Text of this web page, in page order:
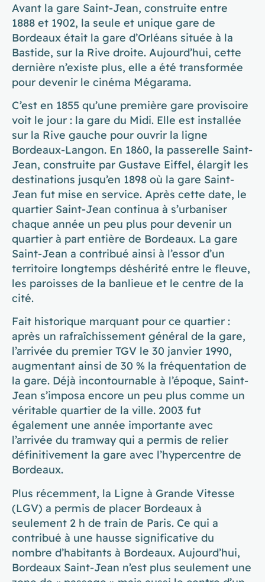
Avant la gare Saint-Jean, construite entre
1888 et 1902, la seule et unique gare de
Bordeaux était la gare d’Orléans située à la
Bastide, sur la Rive droite. Aujourd’hui, cette
dernière n’existe plus, elle a été transformée
pour devenir le cinéma Mégarama.
C’est en 1855 qu’une première gare provisoire
voit le jour : la gare du Midi. Elle est installée
sur la Rive gauche pour ouvrir la ligne
Bordeaux-Langon. En 1860, la passerelle Saint-
Jean, construite par Gustave Eiffel, élargit les
destinations jusqu’en 1898 où la gare Saint-
Jean fut mise en service. Après cette date, le
quartier Saint-Jean continua à s’urbaniser
chaque année un peu plus pour devenir un
quartier à part entière de Bordeaux. La gare
Saint-Jean a contribué ainsi à l’essor d’un
territoire longtemps déshérité entre le fleuve,
les paroisses de la banlieue et le centre de la
cité.
Fait historique marquant pour ce quartier :
après un rafraîchissement général de la gare,
l’arrivée du premier TGV le 30 janvier 1990,
augmentant ainsi de 30 % la fréquentation de
la gare. Déjà incontournable à l’époque, Saint-
Jean s’imposa encore un peu plus comme un
véritable quartier de la ville. 2003 fut
également une année importante avec
l’arrivée du tramway qui a permis de relier
définitivement la gare avec l’hypercentre de
Bordeaux.
Plus récemment, la Ligne à Grande Vitesse
(LGV) a permis de placer Bordeaux à
seulement 2 h de train de Paris. Ce qui a
contribué à une hausse significative du
nombre d’habitants à Bordeaux. Aujourd’hui,
Bordeaux Saint-Jean n’est plus seulement une